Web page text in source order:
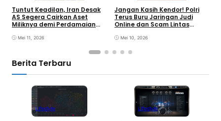
Tuntut Keadilan, Iran Desak
AS Segera Cairkan Aset
Miliknya demi Perdamaian
Mei 11, 2026
Jangan Kasih Kendor! Polri
Terus Buru Jaringan Judi
Online dan Scam Lintas
Mei 10, 2026
Berita Terbaru
Lifestyle Lifestyle